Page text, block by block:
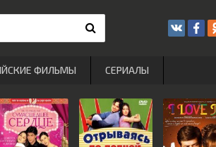
ФИЛЬМЫ СЕРИАЛЫ